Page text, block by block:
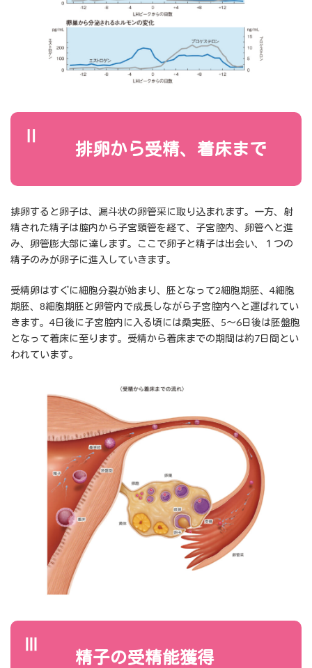
Ⅱ
排卵から受精、着床まで
排卵すると卵子は、漏斗状の卵管采に取り込まれます。一方、射
精された精子は腟内から子宮頸管を経て、子宮腔内、卵管へと進
み、卵管膨大部に達します。ここで卵子と精子は出会い、１つの
精子のみが卵子に進入していきます。
受精卵はすぐに細胞分裂が始まり、胚となって2細胞期胚、4細胞
期胚、8細胞期胚と卵管内で成長しながら子宮腔内へと運ばれてい
きます。4日後に子宮腔内に入る頃には桑実胚、5〜6日後は胚盤胞
となって着床に至ります。受精から着床までの期間は約7日間とい
われています。
Ⅲ
精子の受精能獲得